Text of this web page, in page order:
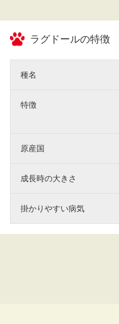
ラグドールの特徴
種名
特徴
原産国
成長時の大きさ
掛かりやすい病気